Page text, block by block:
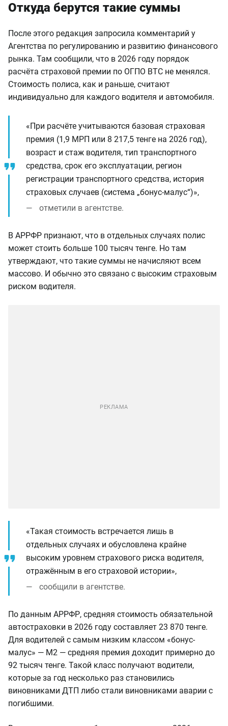
Откуда берутся такие суммы
После этого редакция запросила комментарий у
Агентства по регулированию и развитию финансового
рынка. Там сообщили, что в 2026 году порядок
расчёта страховой премии по ОГПО ВТС не менялся.
Стоимость полиса, как и раньше, считают
индивидуально для каждого водителя и автомобиля.
«При расчёте учитываются базовая страховая
премия (1,9 МРП или 8 217,5 тенге на 2026 год),
возраст и стаж водителя, тип транспортного
средства, срок его эксплуатации, регион
регистрации транспортного средства, история
страховых случаев (система „бонус-малус“)»,
отметили в агентстве.
В АРРФР признают, что в отдельных случаях полис
может стоить больше 100 тысяч тенге. Но там
утверждают, что такие суммы не начисляют всем
массово. И обычно это связано с высоким страховым
риском водителя.
«Такая стоимость встречается лишь в
отдельных случаях и обусловлена крайне
высоким уровнем страхового риска водителя,
отражённым в его страховой истории»,
сообщили в агентстве.
По данным АРРФР, средняя стоимость обязательной
автостраховки в 2026 году составляет 23 870 тенге.
Для водителей с самым низким классом «бонус-
малус» — М2 — средняя премия доходит примерно до
92 тысяч тенге. Такой класс получают водители,
которые за год несколько раз становились
виновниками ДТП либо стали виновниками аварии с
погибшими.